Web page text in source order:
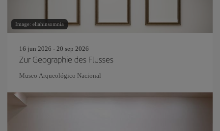
Image: eliahinsomnia
16 jun 2026 - 20 sep 2026
Zur Geographie des Flusses
Museo Arqueológico Nacional